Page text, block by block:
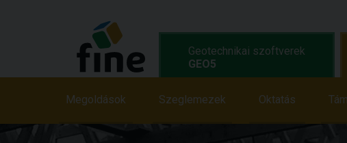
Geotechnikai szoftverek
GEO5
Megoldások Jellemzök Programok
Megoldások Szeglemezek Oktatás